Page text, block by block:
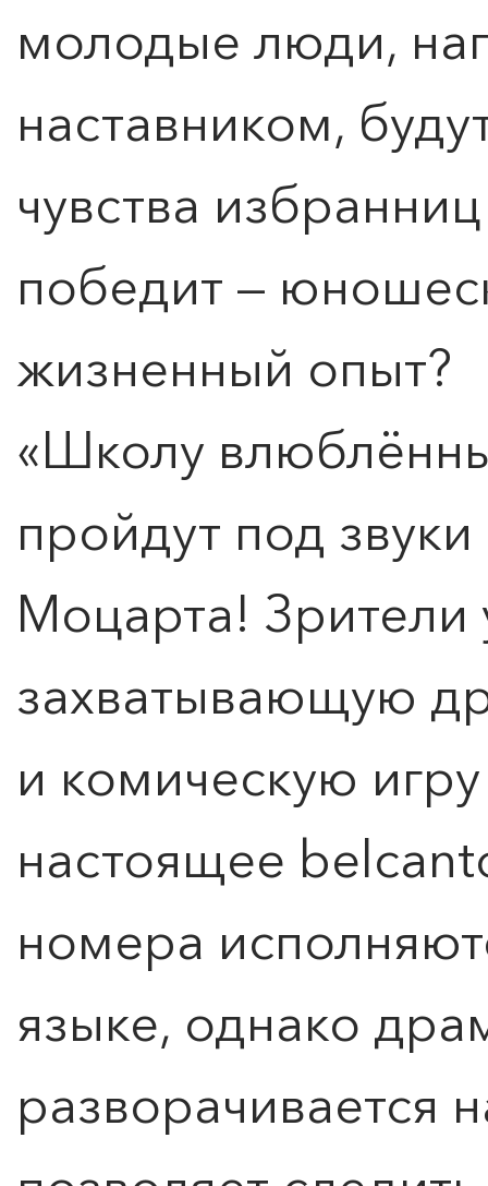
молодые люди,
наставником,
чувства
победит —
жизненный опыт?
«Школу
пройдут под
Моцарта! Зрители
захватывающую
и комическую
настоящее
номера
языке, однако
разворачивается